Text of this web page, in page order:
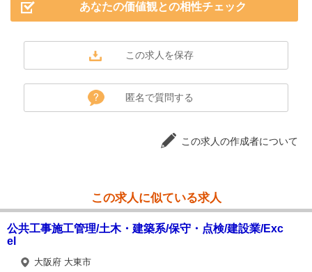
あなたの価値観との相性チェック
匿名で質問する
この求人の作成者について
この求人に似ている求人
公共工事施工管理/土木・建築系/保守・点検/建設業/Exc
el
大阪府 大東市